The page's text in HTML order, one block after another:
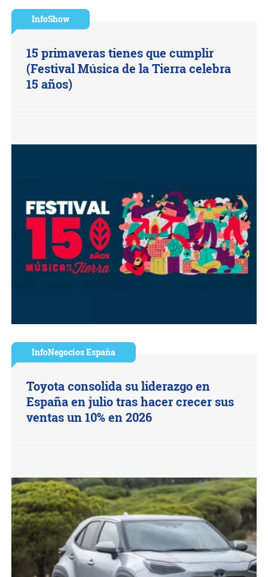
InfoShow
15 primaveras tienes que cumplir
(Festival Música de la Tierra celebra
15 años)
InfoNegocios España
Toyota consolida su liderazgo en
España en julio tras hacer crecer sus
ventas un 10% en 2026